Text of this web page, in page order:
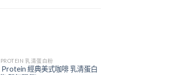
PROTEIN 乳清蛋白粉
Protein 經典美式咖啡 乳清蛋白